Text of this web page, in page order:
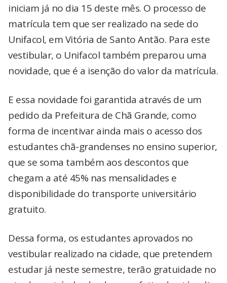
iniciam já no dia 15 deste mês. O processo de
matrícula tem que ser realizado na sede do
Unifacol, em Vitória de Santo Antão. Para este
vestibular, o Unifacol também preparou uma
novidade, que é a isenção do valor da matrícula.
E essa novidade foi garantida através de um
pedido da Prefeitura de Chã Grande, como
forma de incentivar ainda mais o acesso dos
estudantes chã-grandenses no ensino superior,
que se soma também aos descontos que
chegam a até 45% nas mensalidades e
disponibilidade do transporte universitário
gratuito.
Dessa forma, os estudantes aprovados no
vestibular realizado na cidade, que pretendem
estudar já neste semestre, terão gratuidade no